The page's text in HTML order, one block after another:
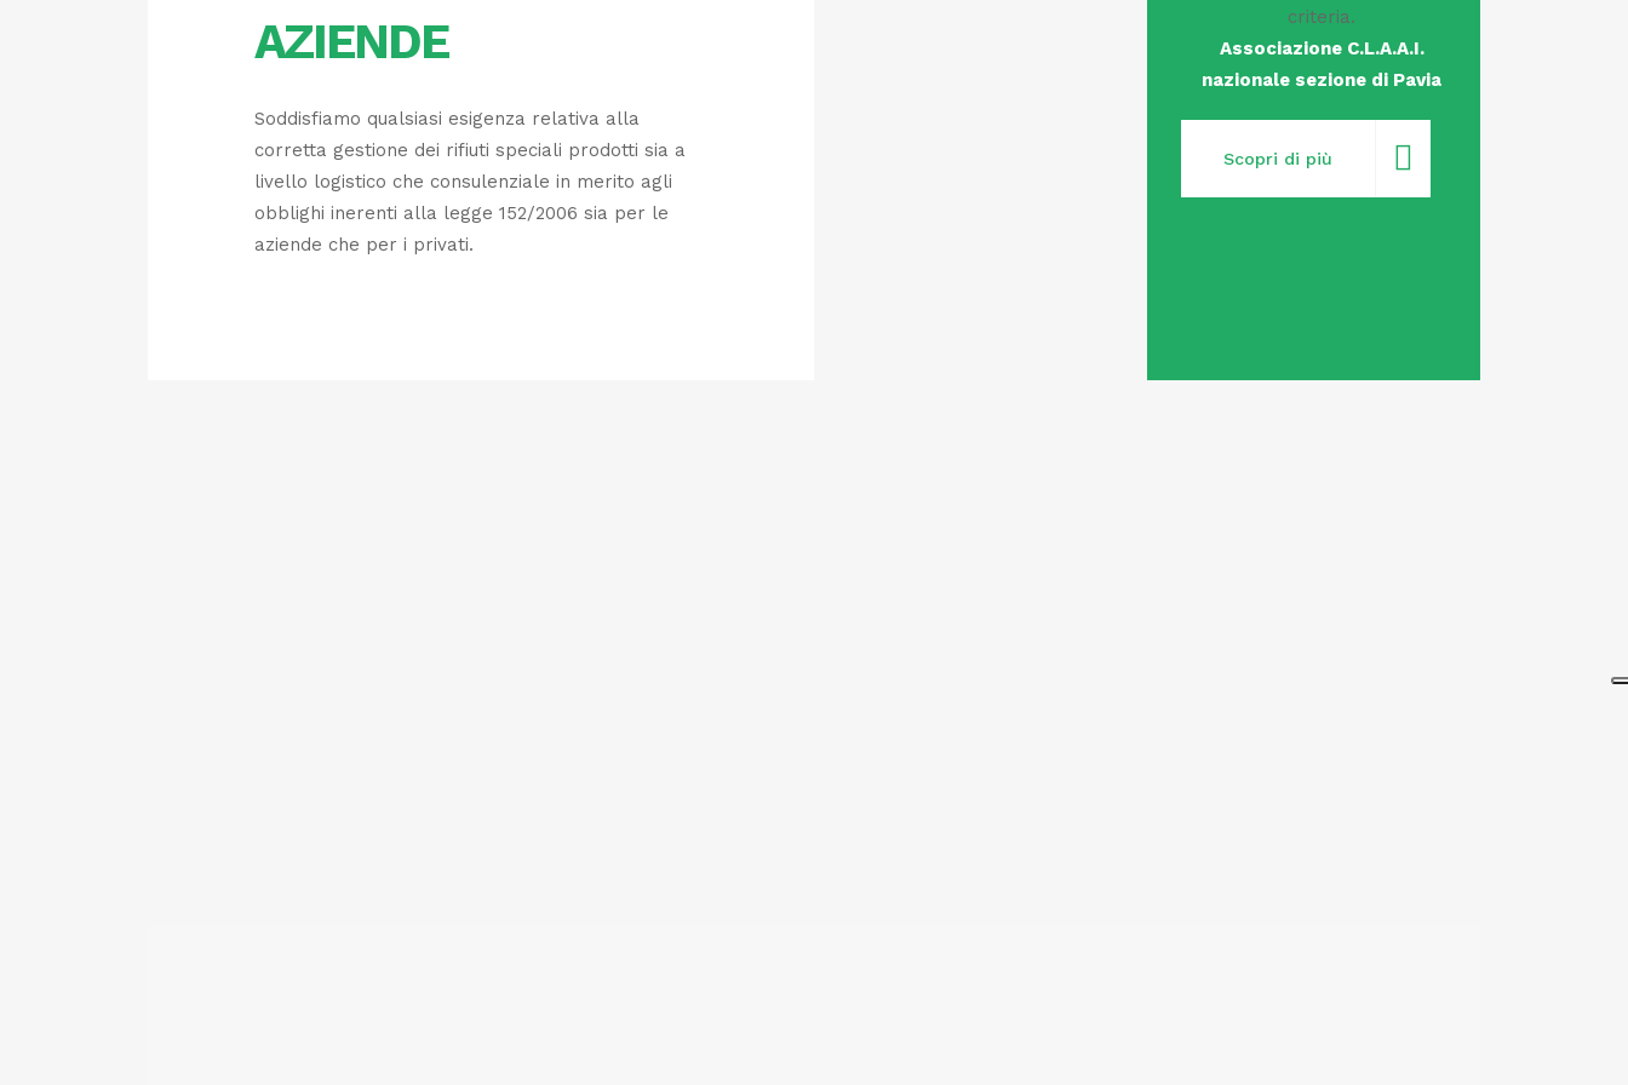
AZIENDE
Soddisfiamo qualsiasi esigenza relativa alla
corretta gestione dei rifiuti speciali prodotti sia a
livello logistico che consulenziale in merito agli
obblighi inerenti alla legge 152/2006 sia per le
aziende che per i privati.
criteria.
Associazione C.L.A.A.I.
nazionale sezione di Pavia
Scopri di più